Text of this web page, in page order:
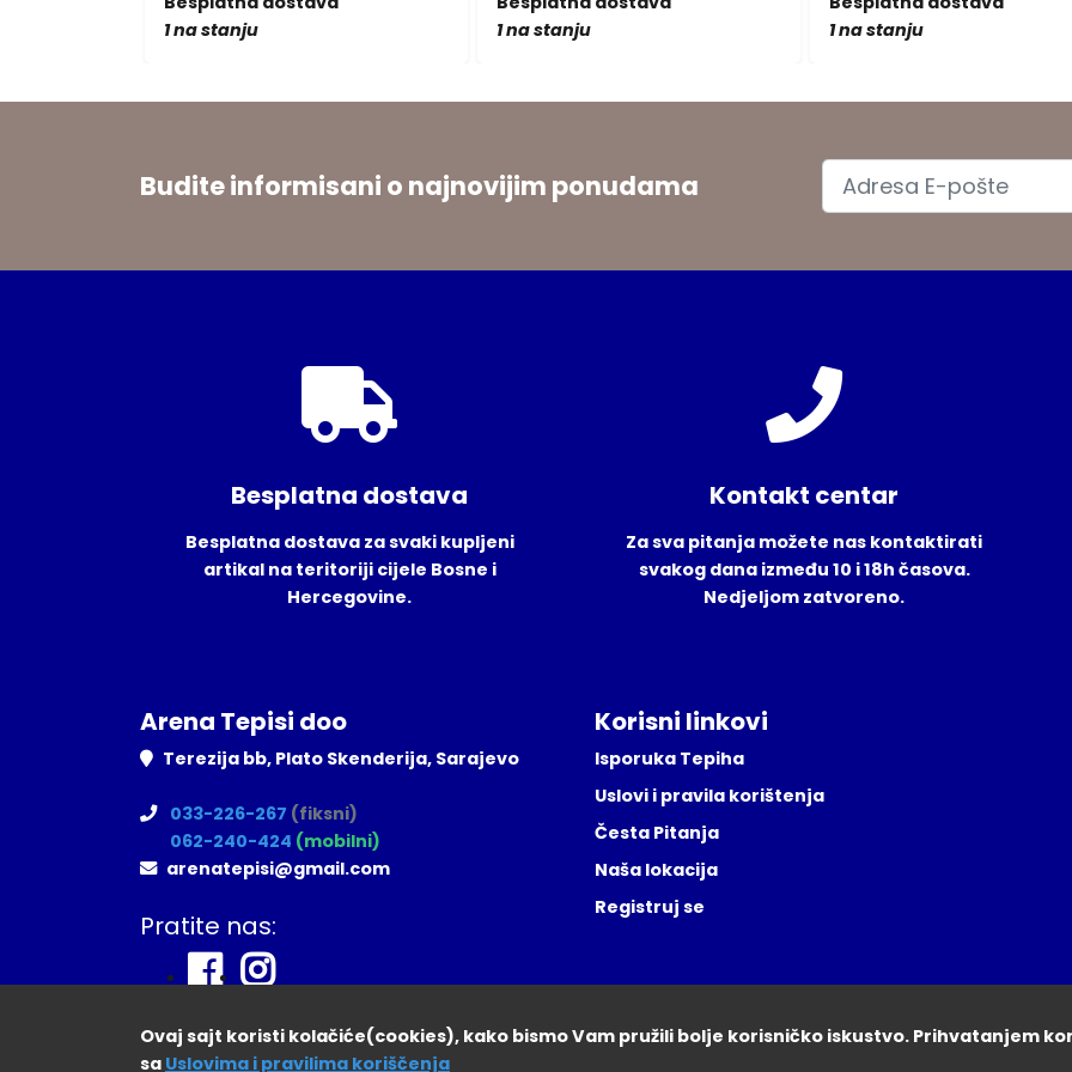
1 na stanju
1 na stanju
1 na stanju
Budite informisani o najnovijim ponudama
Besplatna dostava
Besplatna dostava za svaki kupljeni
artikal na teritoriji cijele Bosne i
Hercegovine.
Kontakt centar
Za sva pitanja možete nas kontaktirati
svakog dana između 10 i 18h časova.
Nedjeljom zatvoreno.
Arena Tepisi doo
Terezija bb, Plato Skenderija, Sarajevo
033-226-267 (fiksni)
062-240-424 (mobilni)
arenatepisi@gmail.com
Pratite nas:
Korisni linkovi
Isporuka Tepiha
Uslovi i pravila korištenja
Česta Pitanja
Naša lokacija
Registruj se
Ovaj sajt koristi kolačiće(cookies), kako bismo Vam pružili bolje korisničko iskustvo. Prihvatanjem
sa Uslovima i pravilima koriščenja